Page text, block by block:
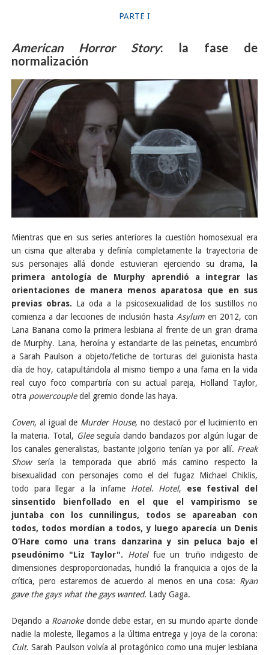
PARTE I
American Horror Story: la fase de
normalización
Mientras que en sus series anteriores la cuestión homosexual era
un cisma que alteraba y definía completamente la trayectoria de
sus personajes allá donde estuvieran ejerciendo su drama,
la
primera antología de Murphy aprendió a integrar las
orientaciones de manera menos aparatosa que en sus
previas obras. La oda a la psicosexualidad de los sustillos no
comienza a dar lecciones de inclusión hasta Asylum en 2012, con
Lana Banana como la primera lesbiana al frente de un gran drama
de Murphy. Lana, heroína y estandarte de las peinetas, encumbró
a Sarah Paulson a objeto/fetiche de torturas del guionista hasta
día de hoy, catapultándola al mismo tiempo a una fama en la vida
real cuyo foco compartiría con su actual pareja, Holland Taylor,
otra powercoupledel gremio donde las haya.
Coven, al igual de Murder House, no destacó por el lucimiento en
la materia. Total, Glee seguía dando bandazos por algún lugar de
los canales generalistas, bastante jolgorio tenían ya por allí. Freak
Showsería la temporada que abrió más camino respecto la
bisexualidad con personajes como el del fugaz Michael Chiklis,
todo para llegar a la infame Hotel. Hotel, ese festival del
sinsentido bienfollado en el que el vampirismo se
juntaba con los cunnilingus, todos se apareaban con
todos, todos mordían a todos, y luego aparecía un Denis
O’Hare como una trans danzarina y sin peluca bajo el
pseudónimo "Liz Taylor".
Hotel fue un truño indigesto de
dimensiones desproporcionadas, hundió la franquicia a ojos de la
crítica, pero estaremos de acuerdo al menos en una cosa: Ryan
gave the gays what the gays wanted. Lady Gaga.
Dejando a Roanoke donde debe estar, en su mundo aparte donde
nadie la moleste, llegamos a la última entrega y joya de la corona:
Cult. Sarah Paulson volvía al protagónico como una mujer lesbiana